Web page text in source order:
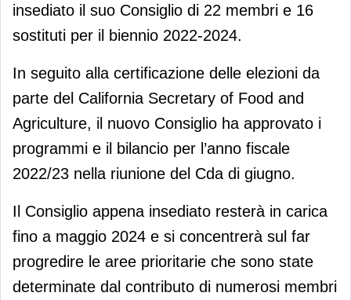
insediato il suo Consiglio di 22 membri e 16
sostituti per il biennio 2022-2024.
In seguito alla certificazione delle elezioni da
parte del California Secretary of Food and
Agriculture, il nuovo Consiglio ha approvato i
programmi e il bilancio per l’anno fiscale
2022/23 nella riunione del Cda di giugno.
Il Consiglio appena insediato resterà in carica
fino a maggio 2024 e si concentrerà sul far
progredire le aree prioritarie che sono state
determinate dal contributo di numerosi membri